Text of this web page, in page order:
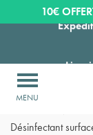
Désinfectant
10€
Payez en 3